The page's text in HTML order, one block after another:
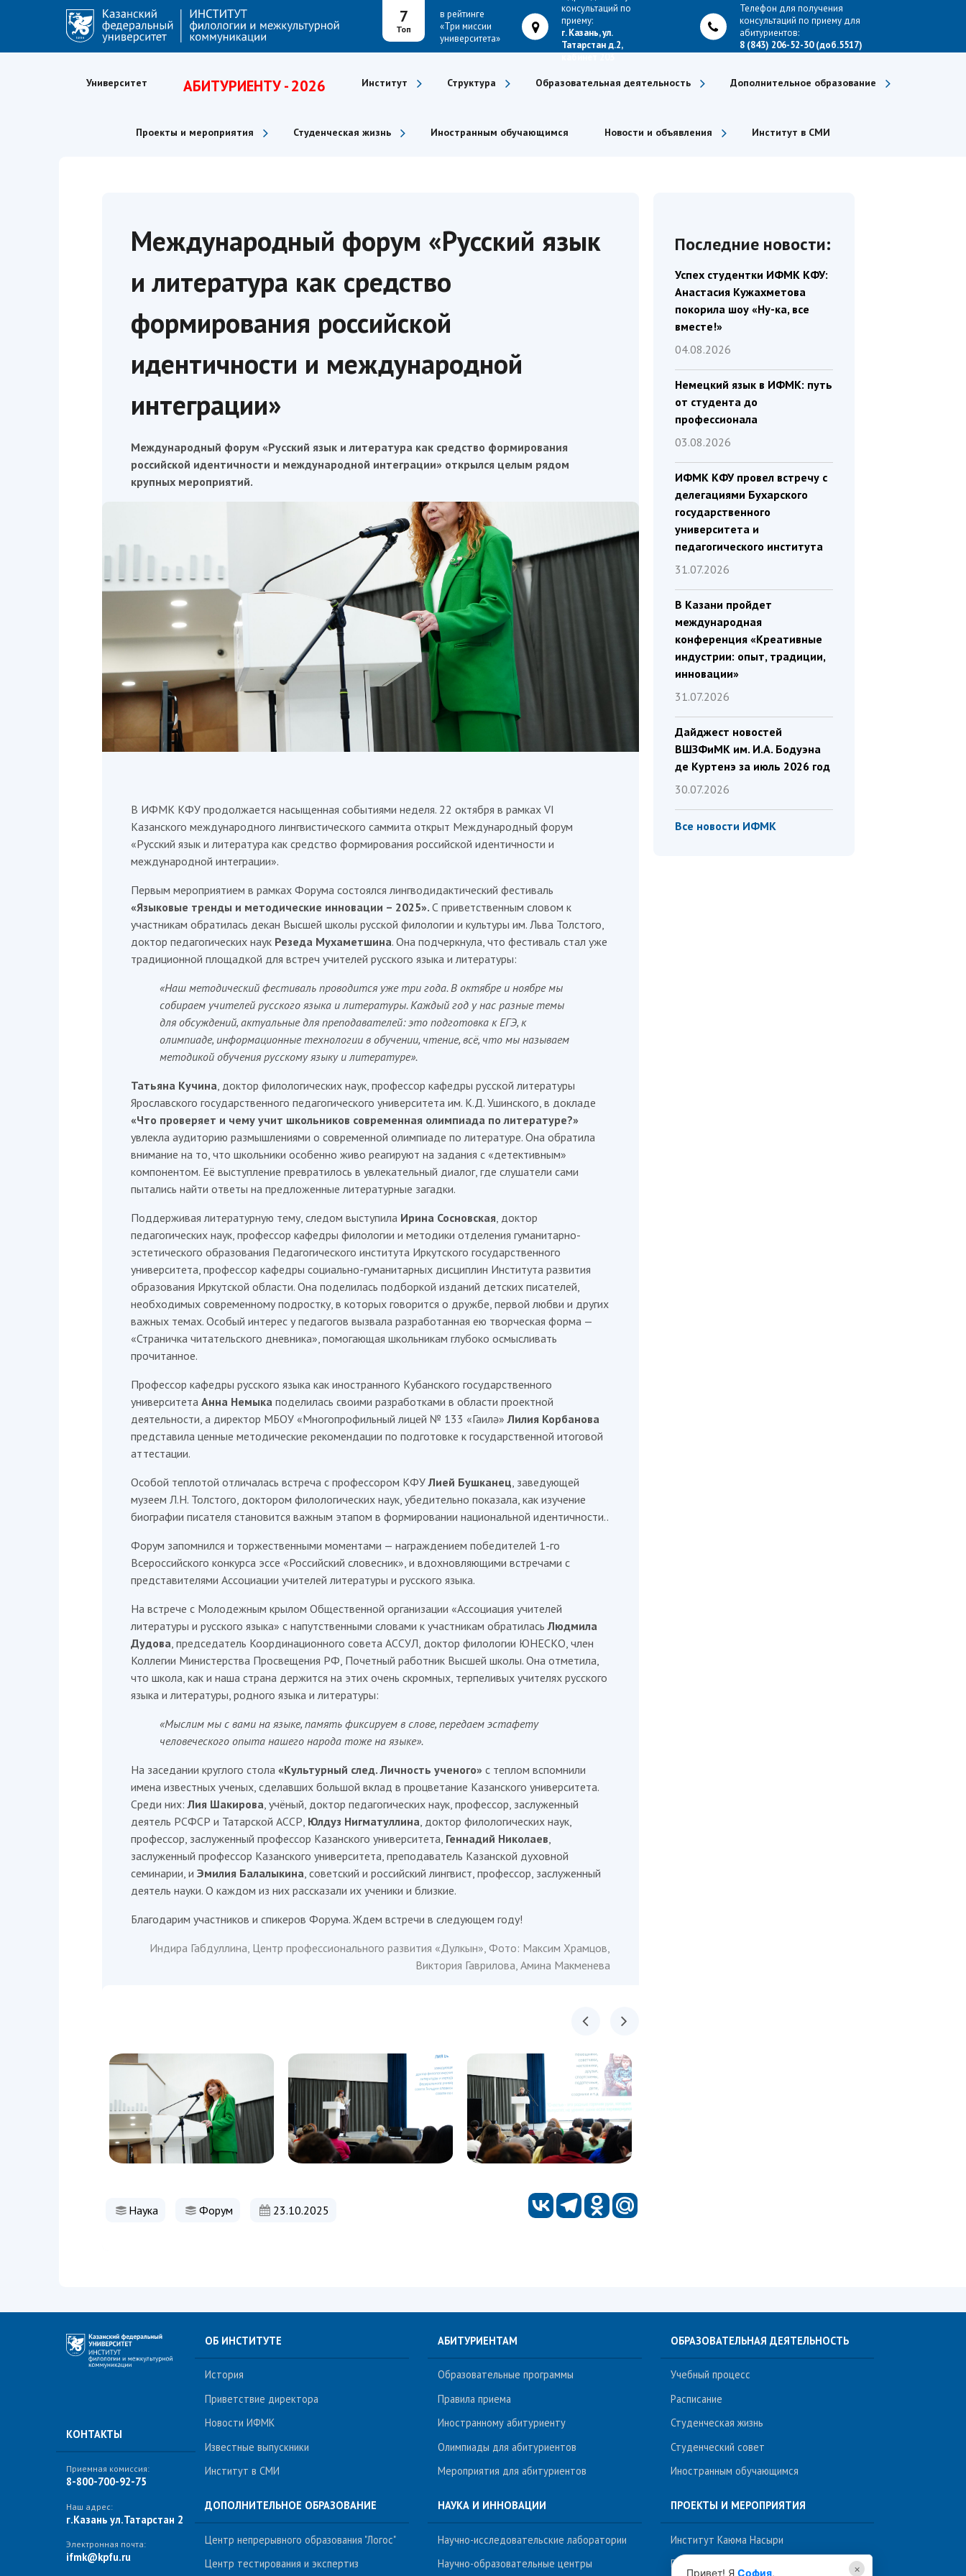
7
Топ
в рейтинге
«Три миссии
университета»
консультаций по
приему:
г. Казань, ул.
Татарстан д.2,
Телефон для получения
консультаций по приему для
абитуриентов:
8 (843) 206-52-30 (доб.5517)
Университет АБИТУРИЕНТУ - 2026 Институт Структура Образовательная деятельность Дополнительное образование
Проекты и мероприятия Студенческая жизнь Иностранным обучающимся Новости и объявления Институт в СМИ
Международный форум «Русский язык
и литература как средство
формирования российской
идентичности и международной
интеграции»
Международный форум «Русский язык и литература как средство формирования
российской идентичности и международной интеграции» открылся целым рядом
крупных мероприятий.
В ИФМК КФУ продолжается насыщенная событиями неделя. 22 октября в рамках VI
Казанского международного лингвистического саммита открыт Международный форум
«Русский язык и литература как средство формирования российской идентичности и
международной интеграции».
Первым мероприятием в рамках Форума состоялся лингводидактический фестиваль
«Языковые тренды и методические инновации – 2025». С приветственным словом к
участникам обратилась декан Высшей школы русской филологии и культуры им. Льва Толстого,
доктор педагогических наук Резеда Мухаметшина. Она подчеркнула, что фестиваль стал уже
традиционной площадкой для встреч учителей русского языка и литературы:
«Наш методический фестиваль проводится уже три года. В октябре и ноябре мы
собираем учителей русского языка и литературы. Каждый год у нас разные темы
для обсуждений, актуальные для преподавателей: это подготовка к ЕГЭ, к
олимпиаде, информационные технологии в обучении, чтение, всё, что мы называем
методикой обучения русскому языку и литературе».
Татьяна Кучина, доктор филологических наук, профессор кафедры русской литературы
Ярославского государственного педагогического университета им. К.Д. Ушинского, в докладе
«Что проверяет и чему учит школьников современная олимпиада по литературе?»
увлекла аудиторию размышлениями о современной олимпиаде по литературе. Она обратила
внимание на то, что школьники особенно живо реагируют на задания с «детективным»
компонентом. Её выступление превратилось в увлекательный диалог, где слушатели сами
пытались найти ответы на предложенные литературные загадки.
Поддерживая литературную тему, следом выступила Ирина Сосновская, доктор
педагогических наук, профессор кафедры филологии и методики отделения гуманитарно-
эстетического образования Педагогического института Иркутского государственного
университета, профессор кафедры социально-гуманитарных дисциплин Института развития
образования Иркутской области. Она поделилась подборкой изданий детских писателей,
необходимых современному подростку, в которых говорится о дружбе, первой любви и других
важных темах. Особый интерес у педагогов вызвала разработанная ею творческая форма —
«Страничка читательского дневника», помогающая школьникам глубоко осмысливать
прочитанное.
Профессор кафедры русского языка как иностранного Кубанского государственного
университета Анна Немыка поделилась своими разработками в области проектной
деятельности, а директор МБОУ «Многопрофильный лицей № 133 «Гаилә»Лилия Корбанова
представила ценные методические рекомендации по подготовке к государственной итоговой
аттестации.
Особой теплотой отличалась встреча с профессором КФУЛией Бушканец, заведующей
музеем Л.Н. Толстого, доктором филологических наук, убедительно показала, как изучение
биографии писателя становится важным этапом в формировании национальной идентичности..
Форум запомнился и торжественными моментами — награждением победителей 1-го
Всероссийского конкурса эссе «Российский словесник», и вдохновляющими встречами с
представителями Ассоциации учителей литературы и русского языка.
На встрече с Молодежным крылом Общественной организации «Ассоциация учителей
литературы и русского языка» с напутственными словами к участникам обратиласьЛюдмила
Дудова, председатель Координационного совета АССУЛ, доктор филологии ЮНЕСКО, член
Коллегии Министерства Просвещения РФ, Почетный работник Высшей школы. Она отметила,
что школа, как и наша страна держится на этих очень скромных, терпеливых учителях русского
языка и литературы, родного языка и литературы:
«Мыслим мы с вами на языке, память фиксируем в слове, передаем эстафету
человеческого опыта нашего народа тоже на языке».
На заседании круглого стола «Культурный след. Личность ученого» с теплом вспомнили
имена известных ученых, сделавших большой вклад в процветание Казанского университета.
Среди них:Лия Шакирова, учёный, доктор педагогических наук, профессор, заслуженный
деятель РСФСР и Татарской АССР, Юлдуз Нигматуллина, доктор филологических наук,
профессор, заслуженный профессор Казанского университета, Геннадий Николаев,
заслуженный профессор Казанского университета, преподаватель Казанской духовной
семинарии, и Эмилия Балалыкина, советский и российский лингвист, профессор, заслуженный
деятель науки. О каждом из них рассказали их ученики и близкие.
Благодарим участников и спикеров Форума. Ждем встречи в следующем году!
Индира Габдуллина, Центр профессионального развития «Дулкын», Фото: Максим Храмцов,
Виктория Гаврилова, Амина Макменева
Наука Форум 23.10.2025
Последние новости:
Успех студентки ИФМК КФУ:
Анастасия Кужахметова
покорила шоу «Ну-ка, все
вместе!»
04.08.2026
Немецкий язык в ИФМК: путь
от студента до
профессионала
03.08.2026
ИФМК КФУ провел встречу с
делегациями Бухарского
государственного
университета и
педагогического института
31.07.2026
В Казани пройдет
международная
конференция «Креативные
индустрии: опыт, традиции,
инновации»
31.07.2026
Дайджест новостей
ВШЗФиМК им. И.А. Бодуэна
де Куртенэ за июль 2026 год
30.07.2026
Все новости ИФМК
КОНТАКТЫ
Приемная комиссия:
8-800-700-92-75
Наш адрес:
г.Казань ул.Татарстан 2
Электронная почта:
ifmk@kpfu.ru
ОБ ИНСТИТУТЕ
История
Приветствие директора
Новости ИФМК
Известные выпускники
Институт в СМИ
АБИТУРИЕНТАМ
Образовательные программы
Правила приема
Иностранному абитуриенту
Олимпиады для абитуриентов
Мероприятия для абитуриентов
ОБРАЗОВАТЕЛЬНАЯ ДЕЯТЕЛЬНОСТЬ
Учебный процесс
Расписание
Студенческая жизнь
Студенческий совет
Иностранным обучающимся
ДОПОЛНИТЕЛЬНОЕ ОБРАЗОВАНИЕ
Центр непрерывного образования "Логос"
Центр тестирования и экспертиз
НАУКА И ИННОВАЦИИ
Научно-исследовательские лаборатории
Научно-образовательные центры
ПРОЕКТЫ И МЕРОПРИЯТИЯ
Институт Каюма Насыри
Портал образовательных ресурсов на
×
Привет! Я София,